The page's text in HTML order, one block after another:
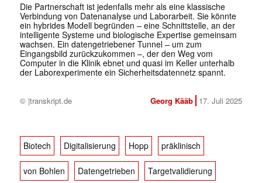
Die Partnerschaft ist jedenfalls mehr als eine klassische
Verbindung von Datenanalyse und Laborarbeit. Sie könnte
ein hybrides Modell begründen – eine Schnittstelle, an der
intelligente Systeme und biologische Expertise gemeinsam
wachsen. Ein datengetriebener Tunnel – um zum
Eingangsbild zurückzukommen –, der den Weg vom
Computer in die Klinik ebnet und quasi im Keller unterhalb
der Laborexperimente ein Sicherheitsdatennetz spannt.
© |transkript.de Georg Kääb 17. Juli 2025
Biotech Digitalisierung Hopp präklinisch
von Bohlen Datengetrieben Targetvalidierung